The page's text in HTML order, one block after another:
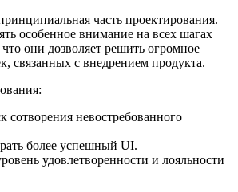
часть проектирования.
особенное внимание на всех шагах
они дозволяет решить огромное
связанных с внедрением продукта.
невостребованного
более успешный UI.
удовлетворенности и лояльности